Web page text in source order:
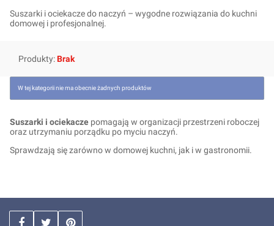
Suszarki i ociekacze do naczyń – wygodne rozwiązania do kuchni
domowej i profesjonalnej.
Produkty:Brak
Lista produktów
W tej kategorii nie ma obecnie żadnych produktów
Suszarki i ociekacze pomagają w organizacji przestrzeni roboczej
oraz utrzymaniu porządku po myciu naczyń.
Sprawdzają się zarówno w domowej kuchni, jak i w gastronomii.